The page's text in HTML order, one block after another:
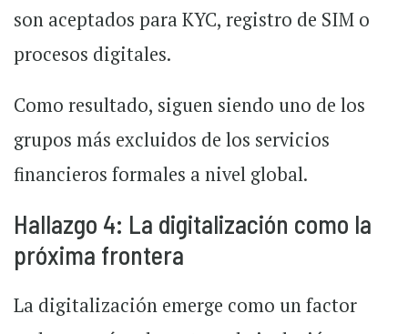
son aceptados para KYC, registro de SIM o
procesos digitales.
Como resultado, siguen siendo uno de los
grupos más excluidos de los servicios
financieros formales a nivel global.
Hallazgo 4: La digitalización como la
próxima frontera
La digitalización emerge como un factor